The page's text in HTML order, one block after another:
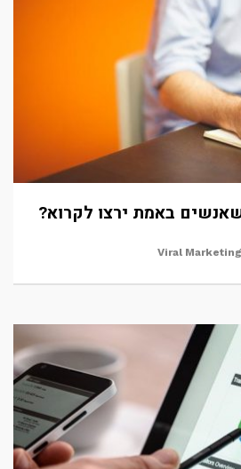
באמת ירצו לקרוא?
Viral Marketing